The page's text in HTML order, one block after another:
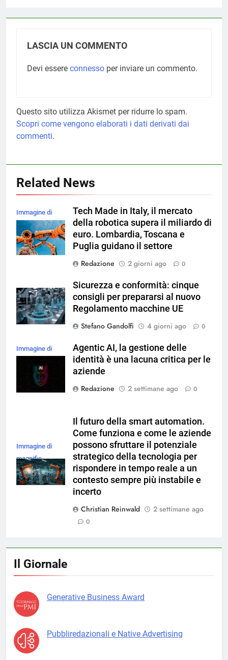
LASCIA UN COMMENTO
Devi essere connesso per inviare un commento.
Questo sito utilizza Akismet per ridurre lo spam.
Scopri come vengono elaborati i dati derivati dai
commenti.
Related News
Immagine di
magnific
Tech Made in Italy, il mercato
della robotica supera il miliardo di
euro. Lombardia, Toscana e
Puglia guidano il settore
Redazione
2 giorni ago 0
Sicurezza e conformità: cinque
consigli per prepararsi al nuovo
Regolamento macchine UE
Stefano Gandolfi
4 giorni ago 0
Immagine di
Agentic AI, la gestione delle
identità è una lacuna critica per le
aziende
Redazione
2 settimane ago 0
Immagine di
magnific
Il futuro della smart automation.
Come funziona e come le aziende
possono sfruttare il potenziale
strategico della tecnologia per
rispondere in tempo reale a un
contesto sempre più instabile e
incerto
Christian Reinwald
2 settimane ago
0
Il Giornale
Generative Business Award
Pubbliredazionali e Native Advertising